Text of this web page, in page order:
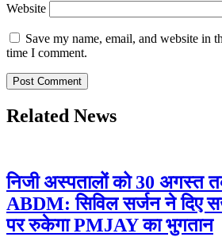
Website
Save my name, email, and website in
time I comment.
Related News
निजी अस्पतालों को 30 अगस्त
ABDM: सिविल सर्जन ने दिए
पर रुकेगा PMJAY का भुगतान